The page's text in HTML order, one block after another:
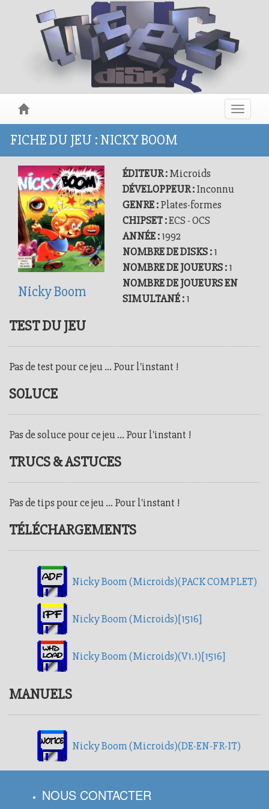
Toggle
FICHE DU JEU : NICKY BOOM
Nicky Boom
ÉDITEUR :Microids
DÉVELOPPEUR :Inconnu
GENRE :Plates-formes
CHIPSET :ECS - OCS
ANNÉE :1992
NOMBRE DE DISKS :1
NOMBRE DE JOUEURS :1
NOMBRE DE JOUEURS EN
SIMULTANÉ :1
TEST DU JEU
Pas de test pour ce jeu ... Pour l'instant !
SOLUCE
Pas de soluce pour ce jeu ... Pour l'instant !
TRUCS & ASTUCES
Pas de tips pour ce jeu ... Pour l'instant !
TÉLÉCHARGEMENTS
Nicky Boom (Microids)(PACK COMPLET)
Nicky Boom (Microids)[1516]
Nicky Boom (Microids)(V1.1)[1516]
MANUELS
Nicky Boom (Microids)(DE-EN-FR-IT)
NOUS CONTACTER